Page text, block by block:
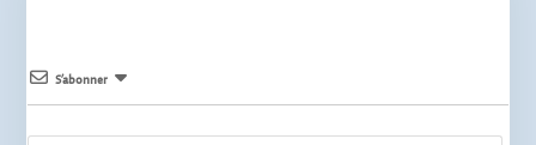
S’abonner